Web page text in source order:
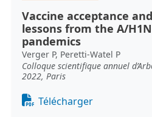
Vaccine acceptance
lessons from the A/
pandemics
Verger P, Peretti-Watel P
Colloque scientifique annuel
2022, Paris
Document
Télécharger